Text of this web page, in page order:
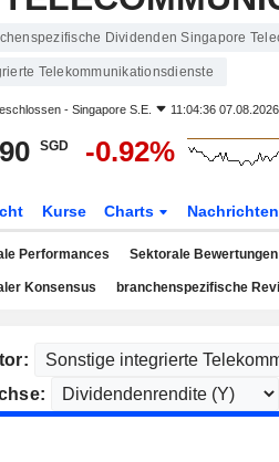
Dividenden Singapore
Telekommunikationsdienste
- Singapore S.E. 11:04:36 07.08.2026
SGD -0.92%
Kurse Charts Nachrichten
Performances Sektorale Bewertungen
Konsensus branchenspezifische